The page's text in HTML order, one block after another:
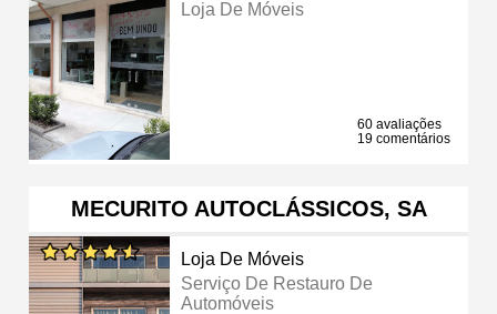
Loja De Móveis
60 avaliações
19 comentários
MECURITO AUTOCLÁSSICOS, SA
Loja De Móveis
Serviço De Restauro De
Automóveis